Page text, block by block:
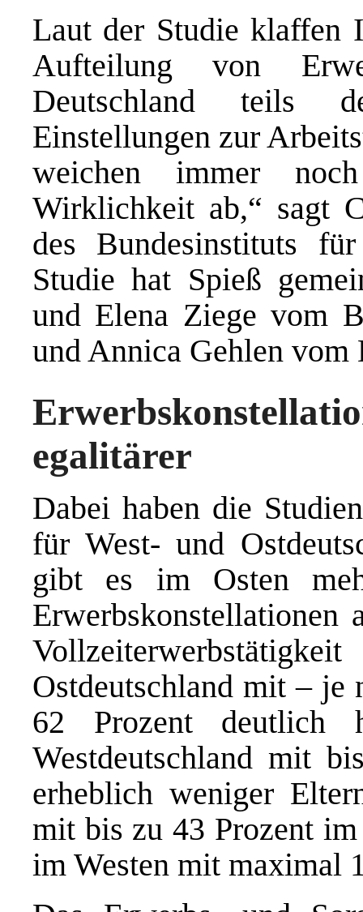
Laut der Studie klaffen
Aufteilung von
Deutschland teils
Einstellungen zur
weichen immer
Wirklichkeit ab,“ sagt
des Bundesinstituts
Studie hat Spieß
und Elena Ziege vom
und Annica Gehlen
egalitärer
Dabei haben die
für West- und
gibt es im Osten
Ostdeutschland mit – je
62 Prozent deutlich
Westdeutschland mit
erheblich weniger
mit bis zu 43 Prozent
im Westen mit maximal